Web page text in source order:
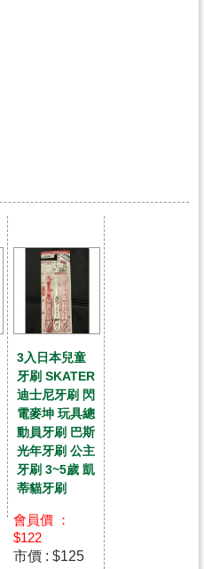
3入日本兒童
牙刷 SKATER
迪士尼牙刷 閃
電麥坤 玩具總
動員牙刷 巴斯
光年牙刷 公主
牙刷 3~5歲 凱
蒂貓牙刷
會員價 ：
$122
市價 : $125